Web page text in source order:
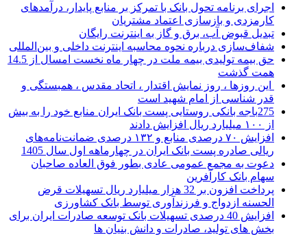
اجرای برنامه تحول بانک با تمرکز بر منابع پایدار، درآمدهای
کارمزدی و بازسازی اعتماد مشتریان
تبدیل قبوض آب، برق و گاز به اینترنت رایگان
شفاف‌سازی درباره نحوه محاسبه اینترنت داخلی و بین‌المللی
حق بیمه تولیدی بیمه ملت در چهار ماه نخست امسال از 14.5
همت گذشت
این روزها ، روز نمایش اقتدار ، اتحاد مقدس ، همبستگی و
قدر شناسی از امام شهید است
275باجه بانکی روستایی پست بانک ایران منابع خود را به بیش
از ۱۰۰ میلیارد ریال افزایش دادند
افزایش ۷۰ درصدی منابع و ۱۳۲ درصدی ضمانت‌نامه‌های
ریالی صادره پست بانک ایران در چهارماهه اول سال 1405
دعوت به مجمع عمومی عادی بطور فوق العاده صاحبان
سهام بانک کارآفرین
پرداخت افزون بر 32 هزار میلیارد ریال تسهیلات قرض
الحسنه ازدواج و فرزندآوری توسط بانک کشاورزی
افزایش 40 درصدی تسهیلات بانک توسعه صادرات ایران برای
بخش های تولید، صادرات و دانش بنیان ها